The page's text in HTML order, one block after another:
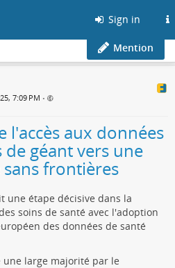
Sign in
Mention
7:09 PM •
l'accès aux données
de géant vers une
frontières
une étape décisive dans la
soins de santé avec l'adoption
des données de santé
une large majorité par le